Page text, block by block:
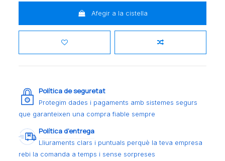
Afegir a la cistella
Política de seguretat
Protegim dades i pagaments amb sistemes segurs
que garanteixen una compra fiable sempre
Política d’entrega
Lliuraments clars i puntuals perquè la teva empresa
rebi la comanda a temps i sense sorpreses